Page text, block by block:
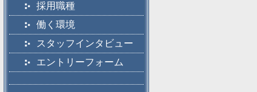
採用職種
働く環境
スタッフインタビュー
エントリーフォーム